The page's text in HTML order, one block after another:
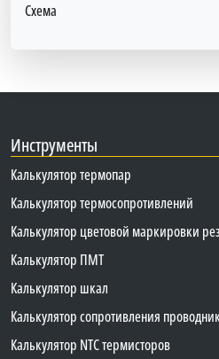
Схема
Инструменты
Калькулятор термопар
Калькулятор термосопротивлений
Калькулятор цветовой маркировки
Калькулятор ПМТ
Калькулятор шкал
Калькулятор сопротивления
Калькулятор NTC термисторов